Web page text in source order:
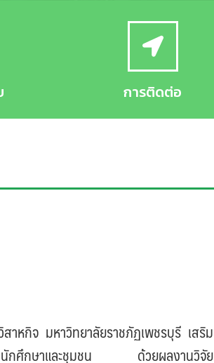
การติดต่อ
าหกิจ มหาวิทยาลัยราชภัฏเพชรบุรี เสริม
แก่นักศึกษาและชุมชน ด้วยผลงานวิจัย